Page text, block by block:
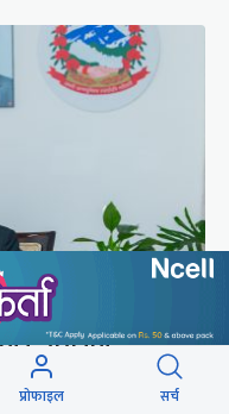
संसदीय
प्रोफाइल सर्च